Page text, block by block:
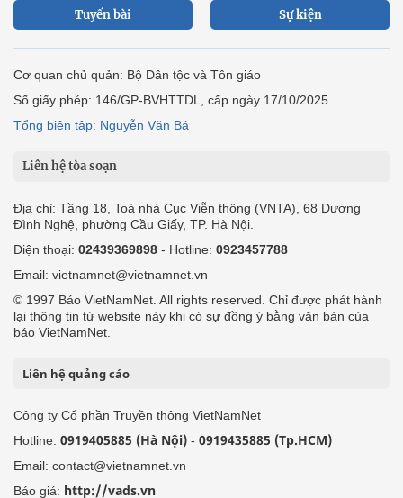
Tuyến bài Sự kiện
Cơ quan chủ quản: Bộ Dân tộc và Tôn giáo
Số giấy phép: 146/GP-BVHTTDL, cấp ngày 17/10/2025
Tổng biên tập: Nguyễn Văn Bá
Liên hệ tòa soạn
Địa chỉ: Tầng 18, Toà nhà Cục Viễn thông (VNTA), 68 Dương
Đình Nghệ, phường Cầu Giấy, TP. Hà Nội.
Điện thoại: 02439369898 - Hotline: 0923457788
Email: vietnamnet@vietnamnet.vn
© 1997 Báo VietNamNet. All rights reserved. Chỉ được phát hành
lại thông tin từ website này khi có sự đồng ý bằng văn bản của
báo VietNamNet.
Liên hệ quảng cáo
Công ty Cổ phần Truyền thông VietNamNet
Hotline: 0919405885 (Hà Nội) - 0919435885 (Tp.HCM)
Email: contact@vietnamnet.vn
Báo giá: http://vads.vn